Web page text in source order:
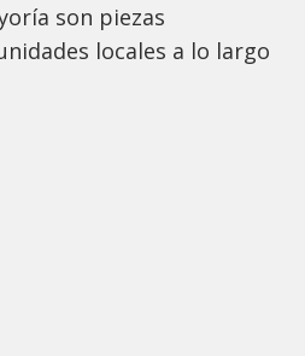
son piezas
locales a lo largo